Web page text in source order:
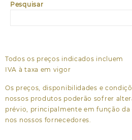
Pesquisar
Todos os preços indicados incluem
IVA à taxa em vigor
Os preços, disponibilidades e
nossos produtos poderão sofrer
prévio, principalmente em função
nos nossos fornecedores.